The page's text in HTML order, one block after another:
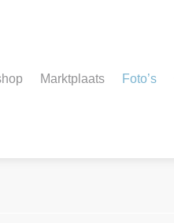
Marktplaats Foto’s